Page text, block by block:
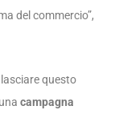
del commercio”,
questo
campagna